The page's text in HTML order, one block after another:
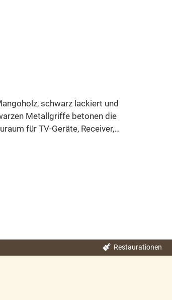
schwarz lackiert und
Metallgriffe betonen die
für TV-Geräte, Receiver,
Restaurationen